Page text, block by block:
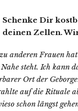
Schenke Dir
deinen Zellen.
anderen Frauen
steht. Ich kann
Ort der
auf die Rituale
schon längst